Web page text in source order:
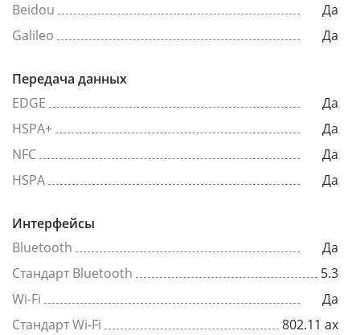
Beidou
Да
Galileo
Да
Передача данных
EDGE
Да
HSPA+
Да
NFC
Да
HSPA
Да
Интерфейсы
Bluetooth
Да
Стандарт Bluetooth
5.3
Wi-Fi
Да
Стандарт Wi-Fi
802.11 ax